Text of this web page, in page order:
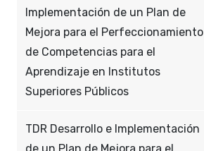
Implementación de un Plan de
Mejora para el Perfeccionamiento
de Competencias para el
Aprendizaje en Institutos
Superiores Públicos
TDR Desarrollo e Implementación